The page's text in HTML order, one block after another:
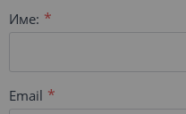
Име:
Email